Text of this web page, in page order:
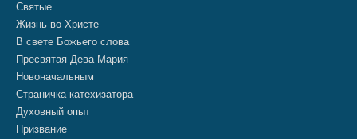
Святые
Жизнь во Христе
В свете Божьего слова
Пресвятая Дева Мария
Новоначальным
Страничка катехизатора
Духовный опыт
Призвание